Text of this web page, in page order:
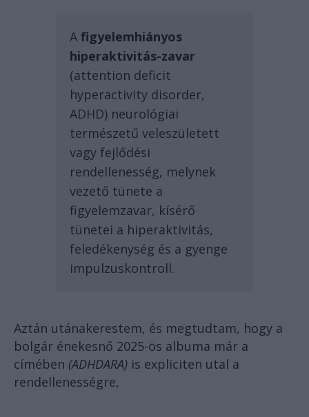
Afigyelemhiányos
hiperaktivitás-zavar
(attention deficit
hyperactivity disorder,
ADHD) neurológiai
természetű veleszületett
vagy fejlődési
rendellenesség, melynek
vezető tünete a
figyelemzavar, kísérő
tünetei a hiperaktivitás,
feledékenység és a gyenge
impulzuskontroll.
Aztán utánakerestem, és megtudtam, hogy a
bolgár énekesnő 2025-ös albuma már a
címében (ADHDARA) is expliciten utal a
rendellenességre,